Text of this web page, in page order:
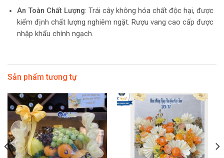
An Toàn Chất Lượng: Trái cây không hóa chất độc hại, được
kiểm định chất lượng nghiêm ngặt. Rượu vang cao cấp được
nhập khẩu chính ngạch.
Sản phẩm tương tự